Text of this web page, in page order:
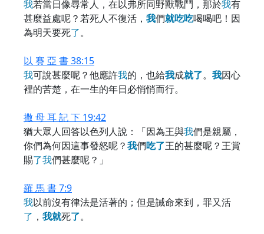
我若當日像尋常人，在以弗所同野獸戰鬥，那於我有
甚麼益處呢？若死人不復活， 我們就吃吃喝喝吧！因
為明天要死了。
以 賽 亞 書 38:15
我可說甚麼呢？他應許我的，也給我成就了。 我因心
裡的苦楚，在一生的年日必悄悄而行。
撒 母 耳 記 下 19:42
猶大眾人回答以色列人說：「因為王與我們是親屬，
你們為何因這事發怒呢？我們吃了王的甚麼呢？王賞
賜了我們甚麼呢？」
羅 馬 書 7:9
我以前沒有律法是活著的；但是誡命來到，罪又活
了 ， 我就死了。